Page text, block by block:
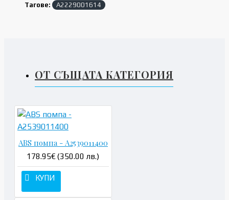
Тагове: A2229001614
ОТ СЪЩАТА КАТЕГОРИЯ
ABS помпа - A2539011400
178.95€ (350.00 лв.)
КУПИ